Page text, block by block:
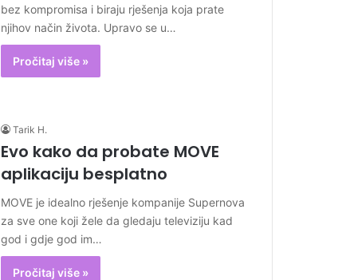
bez kompromisa i biraju rješenja koja prate
njihov način života. Upravo se u…
Pročitaj više »
Tarik H.
Evo kako da probate MOVE
aplikaciju besplatno
MOVE je idealno rješenje kompanije Supernova
za sve one koji žele da gledaju televiziju kad
god i gdje god im…
Pročitaj više »